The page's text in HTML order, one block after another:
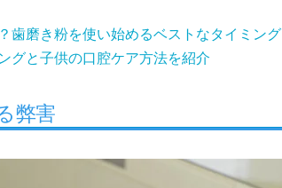
歯磨き粉を使い始めるベストなタイミング
グと子供の口腔ケア方法を紹介
弊害